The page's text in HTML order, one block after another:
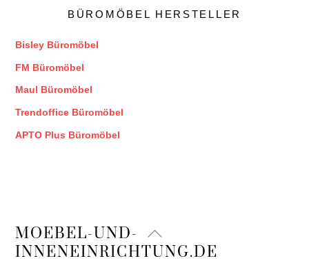
BÜROMÖBEL HERSTELLER
Bisley Büromöbel
FM Büromöbel
Maul Büromöbel
Trendoffice Büromöbel
APTO Plus Büromöbel
Back
To
MOEBEL-UND-
INNENEINRICHTUNG.DE